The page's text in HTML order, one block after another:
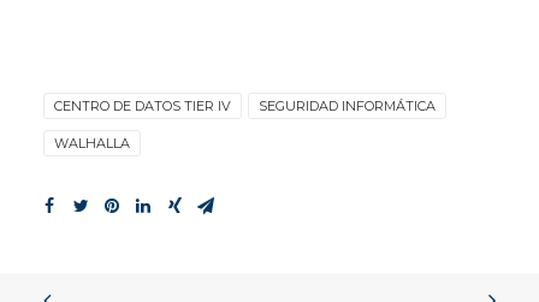
CENTRO DE DATOS TIER IV SEGURIDAD INFORMÁTICA
WALHALLA